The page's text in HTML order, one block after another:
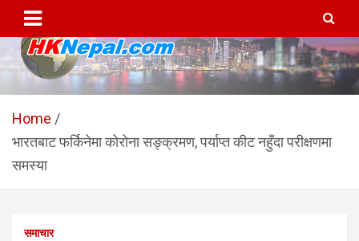
content
HKNepal.com – हङकङबाट
सञ्चालित पहिलो नेपाली अनलाईन
पत्रिका
hknepal, hknepal.com, hk nepal, hk nepal com
Home
भारतबाट फर्किनेमा कोरोना सङ्क्रमण, पर्याप्त कीट नहुँदा परीक्षणमा
समस्या
समाचार